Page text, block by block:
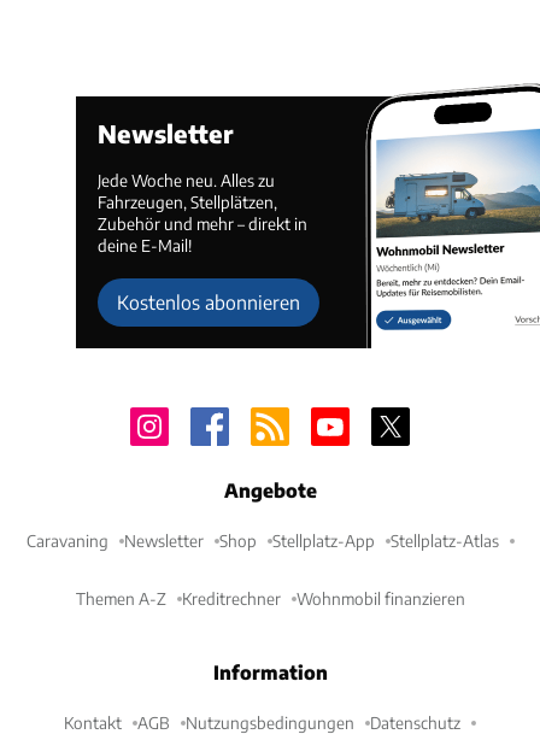
Newsletter
Jede Woche neu. Alles zu
Fahrzeugen, Stellplätzen,
Zubehör und mehr – direkt in
deine E-Mail!
Kostenlos abonnieren
Angebote
Caravaning Newsletter Shop Stellplatz-App Stellplatz-Atlas
Themen A-Z Kreditrechner Wohnmobil finanzieren
Information
Kontakt AGB Nutzungsbedingungen Datenschutz